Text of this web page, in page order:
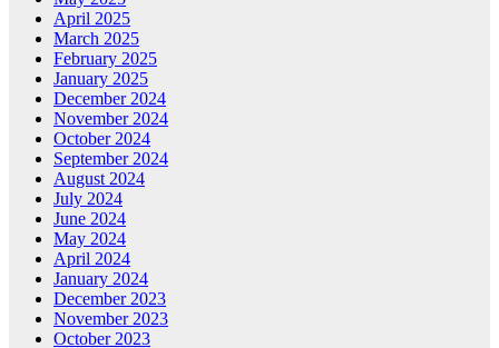
April 2025
March 2025
February 2025
January 2025
December 2024
November 2024
October 2024
September 2024
August 2024
July 2024
June 2024
May 2024
April 2024
January 2024
December 2023
November 2023
October 2023